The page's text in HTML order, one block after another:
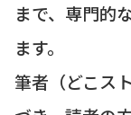
まで、専門的
ます。
筆者（どこス